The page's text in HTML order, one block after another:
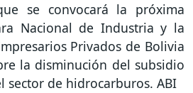
se convocará la próxima
Nacional de Industria y la
Privados de Bolivia
la disminución del subsidio
sector de hidrocarburos. ABI